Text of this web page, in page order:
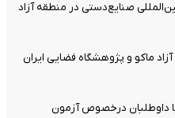
صنایع‌دستی در منطقه آزاد
ماکو و پژوهشگاه فضایی ایران
داوطلبان درخصوص آزمون